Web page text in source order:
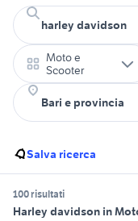
Moto e
Scooter
Salva ricerca
100 risultati
Harley davidson in